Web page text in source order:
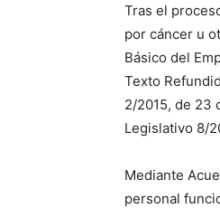
Tras el
por cáncer u
Básico del
Texto
2/2015, de 23
Legislativo 8/
Mediante
personal